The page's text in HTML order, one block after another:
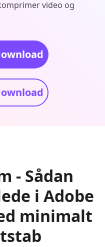
video og
- Sådan
i Adobe
minimalt